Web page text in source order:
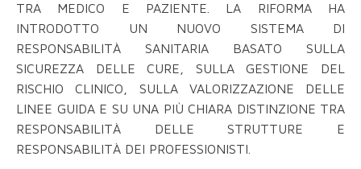
TRA MEDICO E PAZIENTE. LA RIFORMA HA
INTRODOTTO UN NUOVO SISTEMA DI
RESPONSABILITÀ SANITARIA BASATO SULLA
SICUREZZA DELLE CURE, SULLA GESTIONE DEL
RISCHIO CLINICO, SULLA VALORIZZAZIONE DELLE
LINEE GUIDA E SU UNA PIÙ CHIARA DISTINZIONE TRA
RESPONSABILITÀ DELLE STRUTTURE E
RESPONSABILITÀ DEI PROFESSIONISTI.